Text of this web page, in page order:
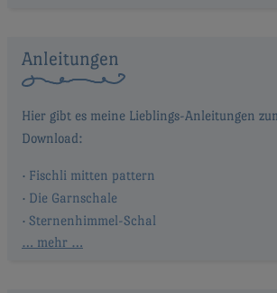
Anleitungen
Fischli mitten pattern
Die Garnschale
Sternenhimmel-Schal
… mehr …